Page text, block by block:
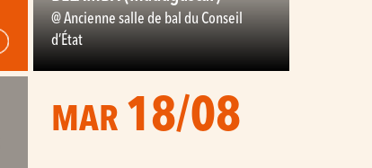
@ Ancienne salle de bal du Conseil
d’État
MAR 18/08